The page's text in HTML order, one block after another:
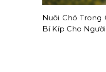
Nuôi Chó Trong
Bí Kíp Cho